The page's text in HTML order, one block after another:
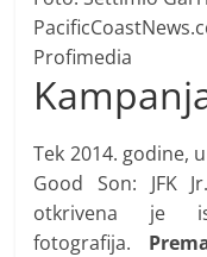
Profimedia
Tek 2014. godine,
Good Son: JFK
otkrivena je
fotografija.